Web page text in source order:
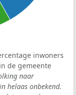
inwoners
de gemeente
naar
helaas onbekend.